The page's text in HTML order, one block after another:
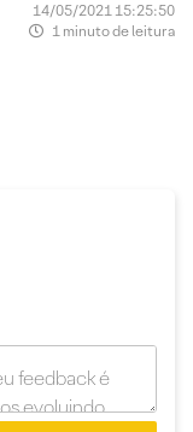
14/05/2021 15:25:50
1 minuto de leitura